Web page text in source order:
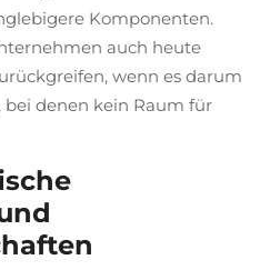
Komponenten.
auch heute
wenn es darum
denen kein Raum für